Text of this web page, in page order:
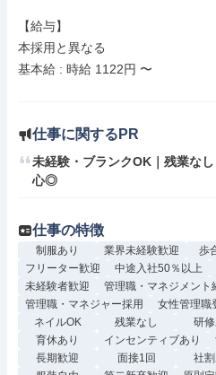
【給与】
本採用と異なる
基本給 : 時給 1122円 〜
仕事に関するPR
未経験・ブランクOK｜残業な
心◎
仕事の特徴
制服あり 業界未経験歓迎 歩
フリーター歓迎
中途入社50％以上
未経験者歓迎
管理職・マネジメント
管理職・マネジャー採用
女性管理職
ネイルOK
残業なし 研修
育休あり
インセンティブあり
長期歓迎
面接1回 社割